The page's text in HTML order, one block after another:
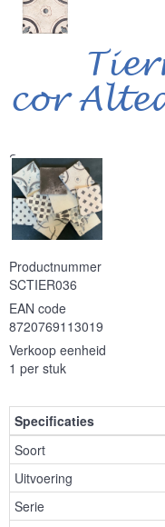
cor
Serie
Productnummer
SCTIER036
EAN code
8720769113019
Verkoop eenheid
1 per stuk
Specificaties
Soort
Uitvoering
Serie